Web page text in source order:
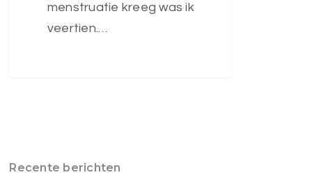
menstruatie kreeg was ik
veertien.…
Recente berichten